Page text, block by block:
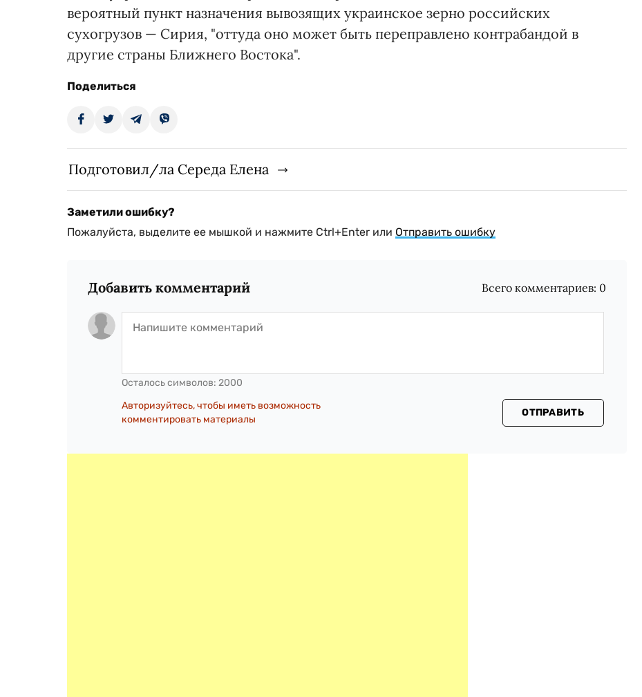
вероятный пункт назначения вывозящих украинское зерно российских
сухогрузов — Сирия, "оттуда оно может быть переправлено контрабандой в
другие страны Ближнего Востока".
Поделиться
Подготовил/ла Середа Елена
Заметили ошибку?
Пожалуйста, выделите ее мышкой и нажмите Ctrl+Enter или Отправить ошибку
Добавить комментарий Всего комментариев: 0
Осталось символов: 2000
Авторизуйтесь, чтобы иметь возможность
комментировать материалы
ОТПРАВИТЬ